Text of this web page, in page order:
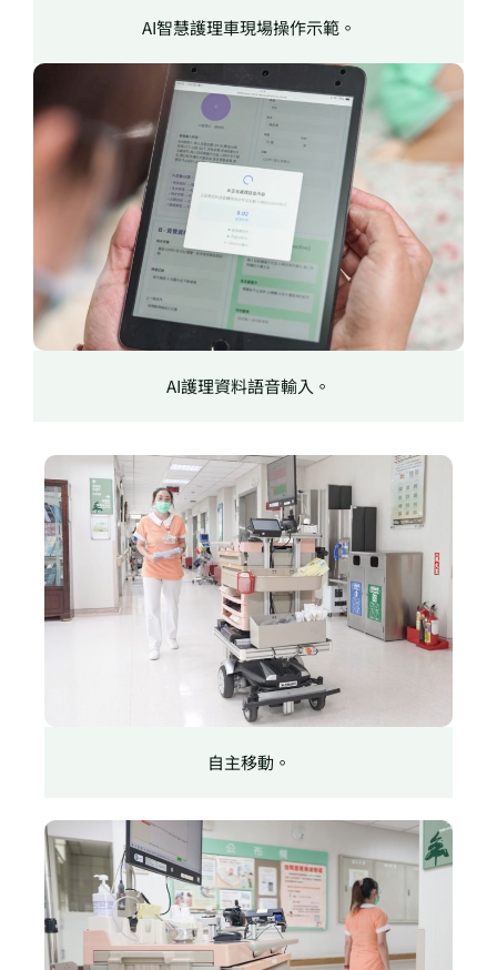
AI智慧護理車現場操作示範。
AI護理資料語音輸入。
自主移動。